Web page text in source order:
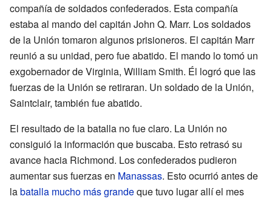
compañía de soldados confederados. Esta compañía
estaba al mando del capitán John Q. Marr. Los soldados
de la Unión tomaron algunos prisioneros. El capitán Marr
reunió a su unidad, pero fue abatido. El mando lo tomó un
exgobernador de Virginia, William Smith. Él logró que las
fuerzas de la Unión se retiraran. Un soldado de la Unión,
Saintclair, también fue abatido.
El resultado de la batalla no fue claro. La Unión no
consiguió la información que buscaba. Esto retrasó su
avance hacia Richmond. Los confederados pudieron
aumentar sus fuerzas en Manassas. Esto ocurrió antes de
labatalla mucho más grandeque tuvo lugar allí el mes